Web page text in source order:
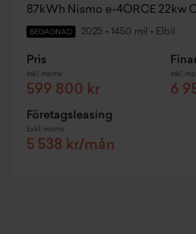
87kWh Nismo e-4ORCE 22kw
BEGAGNAD 2025 • 1450 mil • Elbil
Pris
Inkl. moms
599 800 kr
Inkl.
6
Företagsleasing
Exkl. moms
5 538 kr/mån